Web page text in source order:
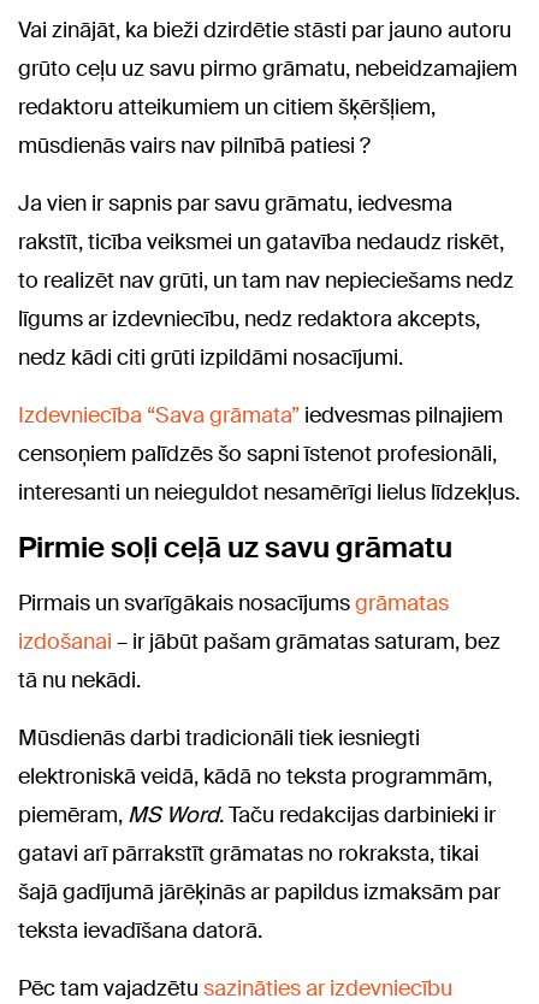
Vai zinājāt, ka bieži dzirdētie stāsti par jauno autoru
grūto ceļu uz savu pirmo grāmatu, nebeidzamajiem
redaktoru atteikumiem un citiem šķēršļiem,
mūsdienās vairs nav pilnībā patiesi ?
Ja vien ir sapnis par savu grāmatu, iedvesma
rakstīt, ticība veiksmei un gatavība nedaudz riskēt,
to realizēt nav grūti, un tam nav nepieciešams nedz
līgums ar izdevniecību, nedz redaktora akcepts,
nedz kādi citi grūti izpildāmi nosacījumi.
Izdevniecība “Sava grāmata” iedvesmas pilnajiem
censoņiem palīdzēs šo sapni īstenot profesionāli,
interesanti un neieguldot nesamērīgi lielus līdzekļus.
Pirmie soļi ceļā uz savu grāmatu
Pirmais un svarīgākais nosacījumsgrāmatas
izdošanai – ir jābūt pašam grāmatas saturam, bez
tā nu nekādi.
Mūsdienās darbi tradicionāli tiek iesniegti
elektroniskā veidā, kādā no teksta programmām,
piemēram, MS Word. Taču redakcijas darbinieki ir
gatavi arī pārrakstīt grāmatas no rokraksta, tikai
šajā gadījumā jārēķinās ar papildus izmaksām par
teksta ievadīšana datorā.
Pēc tam vajadzētu sazināties ar izdevniecību